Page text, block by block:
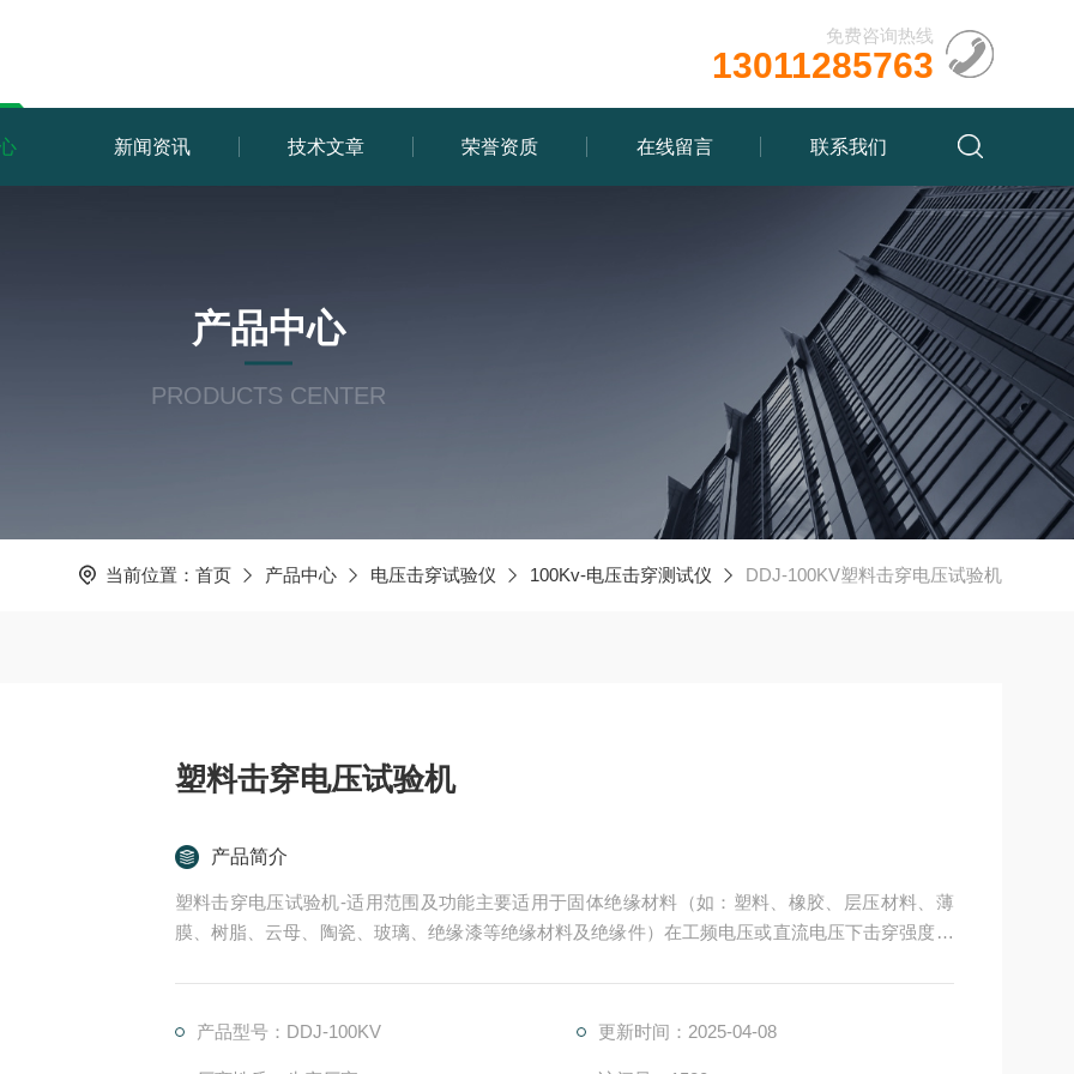
免费咨询热线
13011285763
新闻资讯 技术文章 荣誉资质 在线留言 联系我们
产品中心
PRODUCTS CENTER
当前位置： 首页 产品中心 电压击穿试验仪 100Kv-电压击穿测试仪 DDJ-100KV塑料击穿电压试验机
塑料击穿电压试验机
产品简介
塑料击穿电压试验机-适用范围及功能主要适用于固体绝缘材料（如：塑料、橡胶、层压材料、薄
膜、树脂、云母、陶瓷、玻璃、绝缘漆等绝缘材料及绝缘件）在工频电压或直流电压下击穿强度和
产品型号：DDJ-100KV 更新时间：2025-04-08